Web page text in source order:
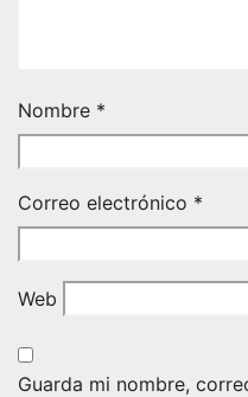
Nombre *
Correo electrónico *
Web
Guarda mi nombre,